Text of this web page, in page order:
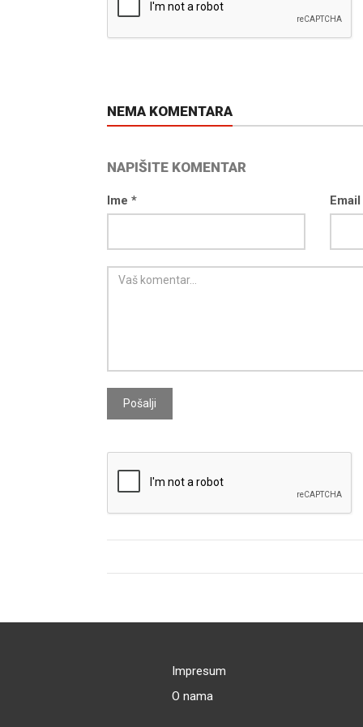
NEMA KOMENTARA
NAPIŠITE KOMENTAR
Ime *
Pošalji
Impresum
O nama